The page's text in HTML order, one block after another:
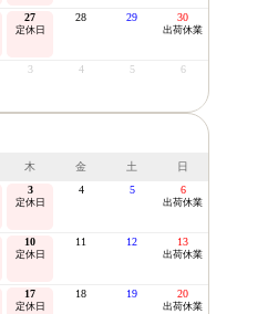
27
定休日
28 29 30
出荷休業
3 4 5 6
木 金 土
日
3
定休日
4 5 6
出荷休業
10
定休日
11 12 13
出荷休業
17
定休日
18 19 20
出荷休業